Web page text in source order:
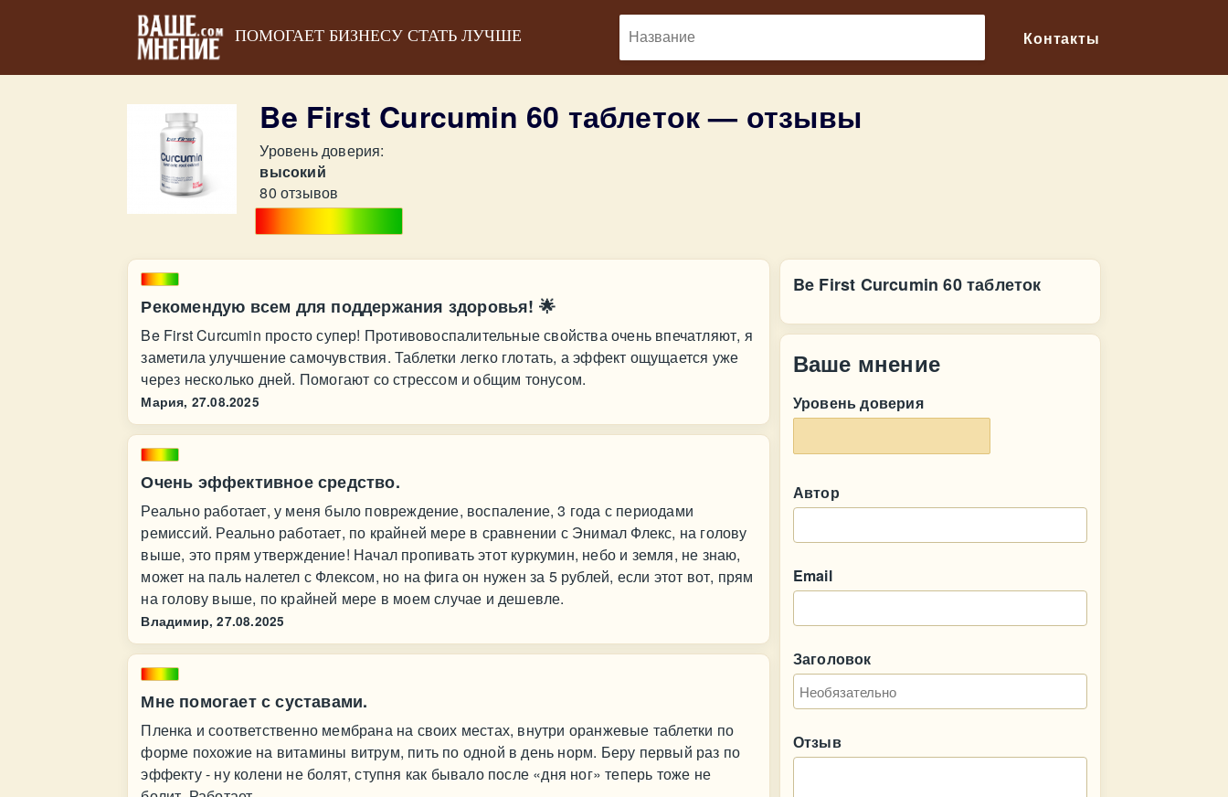
ПОМОГАЕТ БИЗНЕСУ СТАТЬ ЛУЧШЕ Контакты
Be First Curcumin 60 таблеток — отзывы
Уровень доверия:
высокий
80 отзывов
Рекомендую всем для поддержания здоровья! 🌟
Be First Curcumin просто супер! Противовоспалительные свойства очень впечатляют, я
заметила улучшение самочувствия. Таблетки легко глотать, а эффект ощущается уже
через несколько дней. Помогают со стрессом и общим тонусом.
Мария, 27.08.2025
Очень эффективное средство.
Реально работает, у меня было повреждение, воспаление, 3 года с периодами
ремиссий. Реально работает, по крайней мере в сравнении с Энимал Флекс, на голову
выше, это прям утверждение! Начал пропивать этот куркумин, небо и земля, не знаю,
может на паль налетел с Флексом, но на фига он нужен за 5 рублей, если этот вот, прям
на голову выше, по крайней мере в моем случае и дешевле.
Владимир, 27.08.2025
Мне помогает с суставами.
Пленка и соответственно мембрана на своих местах, внутри оранжевые таблетки по
форме похожие на витамины витрум, пить по одной в день норм. Беру первый раз по
эффекту - ну колени не болят, ступня как бывало после «дня ног» теперь тоже не
Be First Curcumin 60 таблеток
Ваше мнение
Уровень доверия
Автор
Email
Заголовок
Отзыв